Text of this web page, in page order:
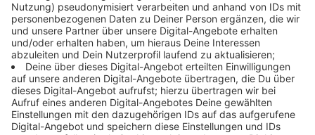
©Deutsche Sporthochschule Köln
Jens Kleinert, Professor für Sport- und
Gesundheitspsychologie am Psychologischen Institut
der Deutschen Sporthochschule Köln
Anzeige